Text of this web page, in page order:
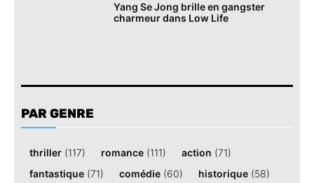
Yang Se Jong brille en gangster
charmeur dans Low Life
PAR GENRE
thriller (117) romance (111) action (71)
fantastique (71) comédie (60) historique (58)